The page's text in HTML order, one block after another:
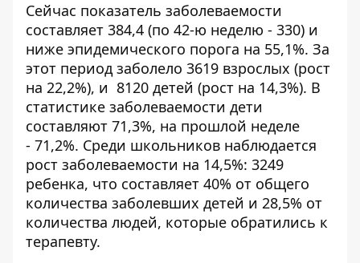
Сейчас показатель заболеваемости
составляет 384,4 (по 42-ю неделю - 330) и
ниже эпидемического порога на 55,1%. За
этот период заболело 3619 взрослых (рост
на 22,2%), и 8120 детей (рост на 14,3%). В
статистике заболеваемости дети
составляют 71,3%, на прошлой неделе
- 71,2%. Среди школьников наблюдается
рост заболеваемости на 14,5%: 3249
ребенка, что составляет 40% от общего
количества заболевших детей и 28,5% от
количества людей, которые обратились к
терапевту.